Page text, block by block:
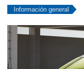
Información general